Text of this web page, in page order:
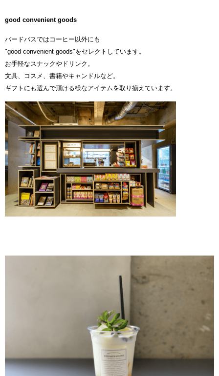
good convenient goods
バードバスではコーヒー以外にも
"good convenient goods"をセレクトしています。
お手軽なスナックやドリンク。
文具、コスメ、書籍やキャンドルなど。
ギフトにも選んで頂ける様なアイテムを取り揃えています。